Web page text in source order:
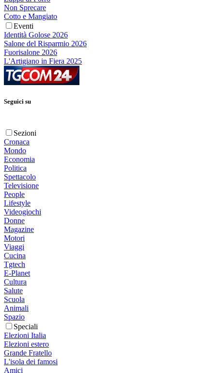
Non Sprecare
Cotto e Mangiato
Eventi
Identità Golose 2026
Salone del Risparmio 2026
Fuorisalone 2026
L'Artigiano in Fiera 2025
Seguici su
Sezioni
Cronaca
Mondo
Economia
Politica
Spettacolo
Televisione
People
Lifestyle
Videogiochi
Donne
Magazine
Motori
Viaggi
Cucina
Tgtech
E-Planet
Cultura
Salute
Scuola
Animali
Spazio
Speciali
Elezioni Italia
Elezioni estero
Grande Fratello
L'isola dei famosi
Amici